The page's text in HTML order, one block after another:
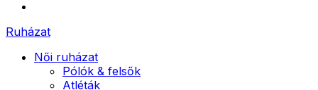
Ruházat
Női ruházat
Pólók & felsők
Atléták